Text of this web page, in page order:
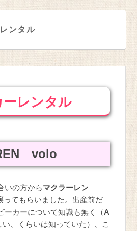
レンタル
レンタル
volo
いの方からマクラーレン
ってもらいました。出産前だ
ーカーについて知識も無く（A
い、くらいは知っていた）、こ